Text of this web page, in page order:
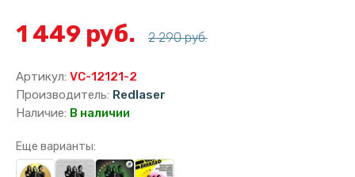
1 449 руб. 2 290 руб.
Артикул: VC-12121-2
Производитель: Redlaser
Наличие: В наличии
Еще варианты: